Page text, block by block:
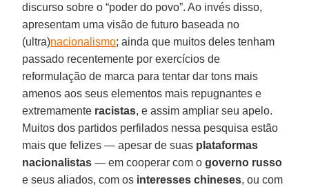
discurso sobre o “poder do povo”. Ao invés disso,
apresentam uma visão de futuro baseada no
(ultra)nacionalismo; ainda que muitos deles tenham
passado recentemente por exercícios de
reformulação de marca para tentar dar tons mais
amenos aos seus elementos mais repugnantes e
extremamente racistas, e assim ampliar seu apelo.
Muitos dos partidos perfilados nessa pesquisa estão
mais que felizes — apesar de suas plataformas
nacionalistas — em cooperar com ogoverno russo
e seus aliados, com os interesses chineses, ou com